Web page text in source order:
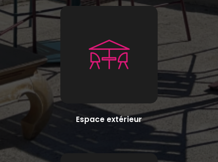
Espace extérieur